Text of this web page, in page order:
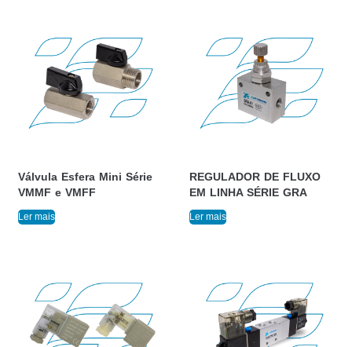
Válvula Esfera Mini Série
VMMF e VMFF
Ler mais
REGULADOR DE FLUXO
EM LINHA SÉRIE GRA
Ler mais